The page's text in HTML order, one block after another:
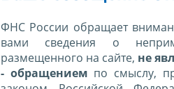
ФНС России обращает
вами сведения о
размещенного на сайте, не
- обращением по смыслу,